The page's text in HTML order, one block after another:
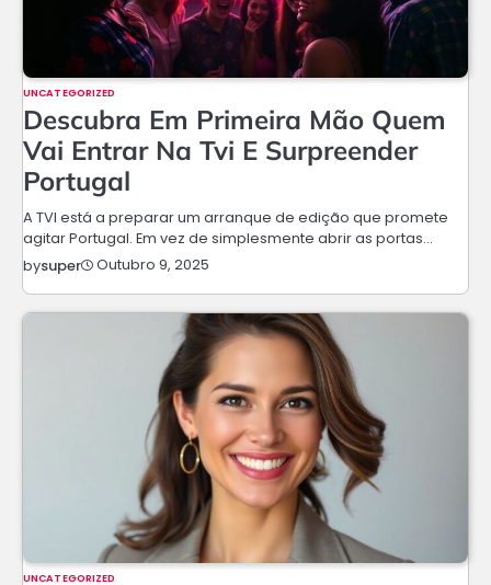
UNCATEGORIZED
Descubra Em Primeira Mão Quem
Vai Entrar Na Tvi E Surpreender
Portugal
A TVI está a preparar um arranque de edição que promete
agitar Portugal. Em vez de simplesmente abrir as portas…
bysuper Outubro 9, 2025
UNCATEGORIZED